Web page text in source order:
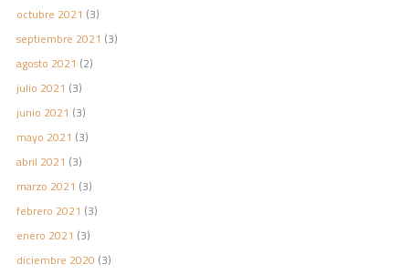
octubre 2021 (3)
septiembre 2021 (3)
agosto 2021 (2)
julio 2021 (3)
junio 2021 (3)
mayo 2021 (3)
abril 2021 (3)
marzo 2021 (3)
febrero 2021 (3)
enero 2021 (3)
diciembre 2020 (3)